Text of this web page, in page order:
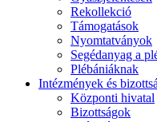
Rekollekció
Támogatások
Nyomtatványok
Segédanyag a
Plébániáknak
Intézmények és
Központi hivatal
Bizottságok